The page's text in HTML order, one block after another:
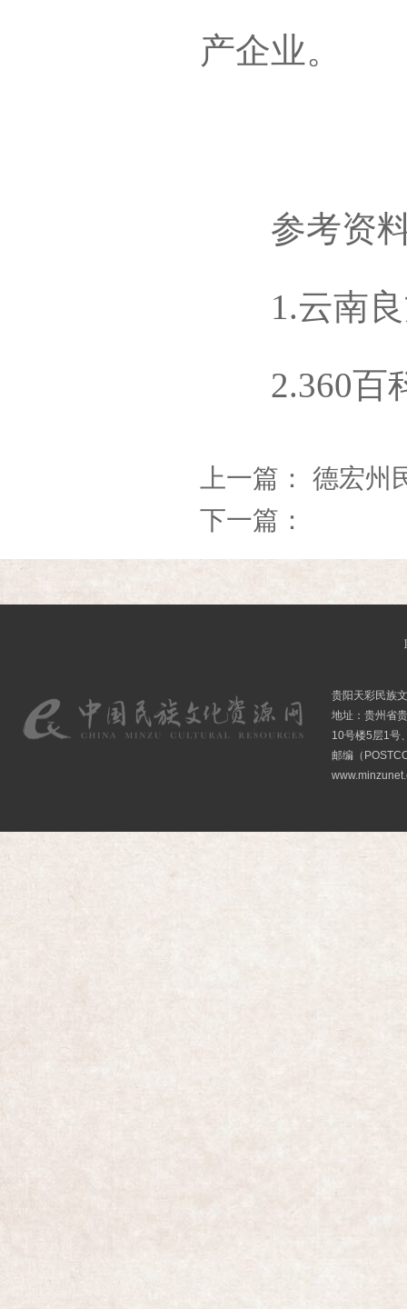
产企业。
参考资
1.云南良
2.360百
上一篇： 德宏州
下一篇：
贵阳天彩民族
地址：贵州省
10号楼5层1号
邮编（